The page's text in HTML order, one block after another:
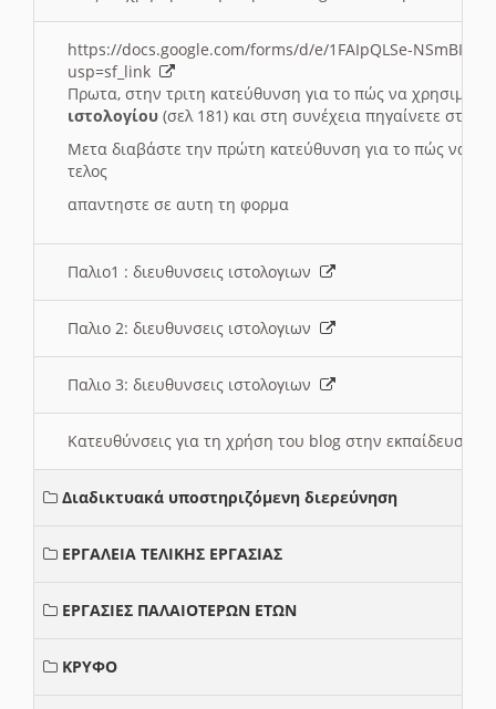
https://docs.google.com/forms/d/e/1FAIpQLSe-NSmBI-
usp=sf_link
Πρωτα, στην τριτη κατεύθυνση για το πώς να
ιστολογίου (σελ 181) και στη συνέχεια πηγαίνετε στο
Μετα διαβάστε την πρώτη κατεύθυνση για το πώς να
τελος
απαντηστε σε αυτη τη φορμα
Παλιο1 : διευθυνσεις ιστολογιων
Παλιο 2: διευθυνσεις ιστολογιων
Παλιο 3: διευθυνσεις ιστολογιων
Κατευθύνσεις για τη χρήση του blog στην εκπαίδευση
Διαδικτυακά υποστηριζόμενη διερεύνηση
ΕΡΓΑΛΕΙΑ ΤΕΛΙΚΗΣ ΕΡΓΑΣΙΑΣ
ΕΡΓΑΣΙΕΣ ΠΑΛΑΙΟΤΕΡΩΝ ΕΤΩΝ
ΚΡΥΦΟ